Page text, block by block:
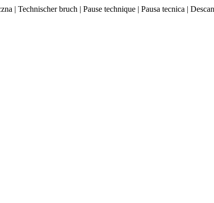
| Technischer bruch | Pause technique | Pausa tecnica |